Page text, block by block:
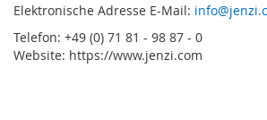
Elektronische Adresse E-Mail:
Telefon: +49 (0) 71 81 - 98 87 - 0
Website: https://www.jenzi.com